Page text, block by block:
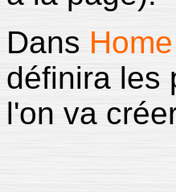
Dans Home
définira les
l'on va